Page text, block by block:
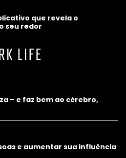
que revela o
seu redor
LIFE
– e faz bem ao cérebro,
e aumentar sua influência